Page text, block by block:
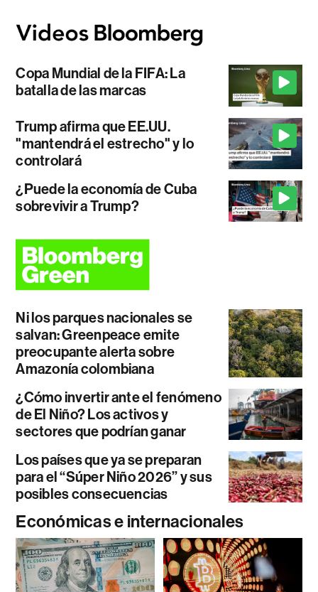
Copa Mundial de la FIFA: La
batalla de las marcas
Trump afirma que EE.UU.
"mantendrá el estrecho" y lo
controlará
¿Puede la economía de Cuba
sobrevivir a Trump?
Ni los parques nacionales se
salvan: Greenpeace emite
preocupante alerta sobre
Amazonía colombiana
¿Cómo invertir ante el fenómeno
de El Niño? Los activos y
sectores que podrían ganar
Los países que ya se preparan
para el “Súper Niño 2026” y sus
posibles consecuencias
Económicas e internacionales